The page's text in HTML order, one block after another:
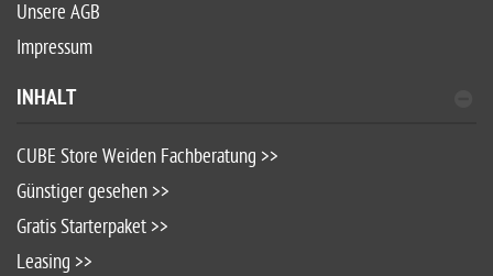
Unsere AGB
Impressum
INHALT
CUBE Store Weiden Fachberatung >>
Günstiger gesehen >>
Gratis Starterpaket >>
Leasing >>